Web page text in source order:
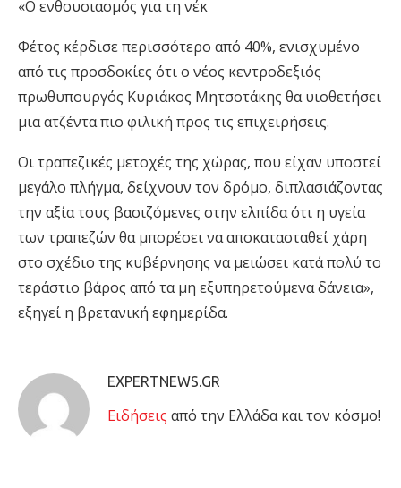
«Ο ενθουσιασμός για τη νέκ
Φέτος κέρδισε περισσότερο από 40%, ενισχυμένο
από τις προσδοκίες ότι ο νέος κεντροδεξιός
πρωθυπουργός Κυριάκος Μητσοτάκης θα υιοθετήσει
μια ατζέντα πιο φιλική προς τις επιχειρήσεις.
Οι τραπεζικές μετοχές της χώρας, που είχαν υποστεί
μεγάλο πλήγμα, δείχνουν τον δρόμο, διπλασιάζοντας
την αξία τους βασιζόμενες στην ελπίδα ότι η υγεία
των τραπεζών θα μπορέσει να αποκατασταθεί χάρη
στο σχέδιο της κυβέρνησης να μειώσει κατά πολύ το
τεράστιο βάρος από τα μη εξυπηρετούμενα δάνεια»,
εξηγεί η βρετανική εφημερίδα.
EXPERTNEWS.GR
Eιδήσεις από την Ελλάδα και τον κόσμο!